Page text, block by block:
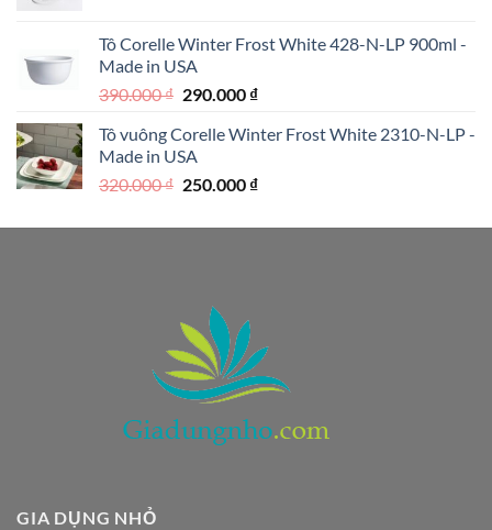
1.990.000 ₫.là:
Tô Corelle Winter Frost White 428-N-LP 900ml -
Made in USA
390.000₫ Giá
là:
390.000 ₫.
290.000 ₫Giá
tại
290.000 ₫.
Tô vuông Corelle Winter Frost White 2310-N-LP -
Made in USA
320.000₫ Giá
là:
250.000 ₫Giá
tại
GIA DỤNG NHỎ